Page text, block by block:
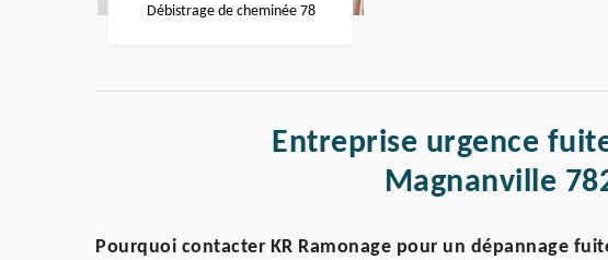
Débistrage de cheminée 78
Entreprise urgence
Magnanville
Pourquoi contacter KR Ramonage pour un dépannage